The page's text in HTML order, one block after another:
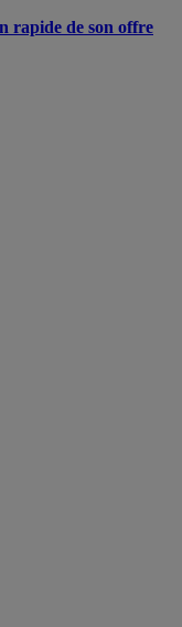
rapide de son offre